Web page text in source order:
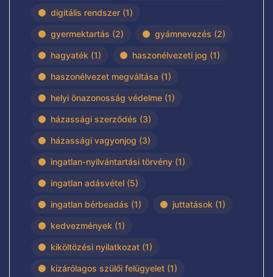
digitális rendszer (1)
gyermektartás (2) gyámnevezés (2)
hagyaték (1) haszonélvezeti jog (1)
haszonélvezet megváltása (1)
helyi önazonosság védelme (1)
házassági szerződés (3)
házassági vagyonjog (3)
ingatlan-nyilvántartási törvény (1)
ingatlan adásvétel (5)
ingatlan bérbeadás (1) juttatások (1)
kedvezmények (1)
kiköltözési nyilatkozat (1)
kizárólagos szülői felügyelet (1)